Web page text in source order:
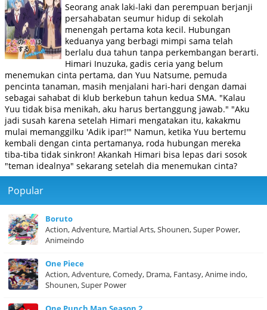
Seorang anak laki-laki dan perempuan berjanji
persahabatan seumur hidup di sekolah
menengah pertama kota kecil. Hubungan
keduanya yang berbagi mimpi sama telah
berlalu dua tahun tanpa perkembangan berarti.
Himari Inuzuka, gadis ceria yang belum
menemukan cinta pertama, dan Yuu Natsume, pemuda
pencinta tanaman, masih menjalani hari-hari dengan damai
sebagai sahabat di klub berkebun tahun kedua SMA. "Kalau
Yuu tidak bisa menikah, aku harus bertanggung jawab." "Aku
jadi susah karena setelah Himari mengatakan itu, kakakmu
mulai memanggilku 'Adik ipar!'" Namun, ketika Yuu bertemu
kembali dengan cinta pertamanya, roda hubungan mereka
tiba-tiba tidak sinkron! Akankah Himari bisa lepas dari sosok
"teman idealnya" sekarang setelah dia menemukan cinta?
Popular
Boruto
Action, Adventure, Martial Arts, Shounen, Super Power,
Animeindo
One Piece
Action, Adventure, Comedy, Drama, Fantasy, Anime indo,
Shounen, Super Power